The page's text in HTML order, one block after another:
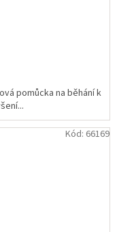
pomůcka na běhání k
Kód: 66169